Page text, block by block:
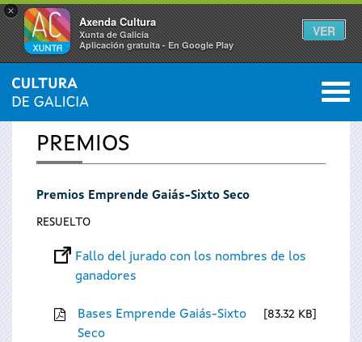
×
Axenda Cultura
Xunta de Galicia
Aplicación gratuíta - En Google Play
VER
Se
encuentra
usted
INICIO 0
PREMIOS
Premios Emprende Gaiás-Sixto Seco
RESUELTO
Fallo del jurado con los nombres de los
ganadores
Bases Emprende Gaiás-Sixto
Seco
83.32 KB